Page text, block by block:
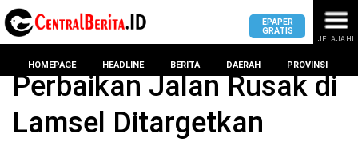
MASUK
EPAPER
GRATIS
JELAJAHI
HOMEPAGE HEADLINE BERITA DAERAH PROVINSI
Perbaikan Jalan Rusak di
Lamsel Ditargetkan